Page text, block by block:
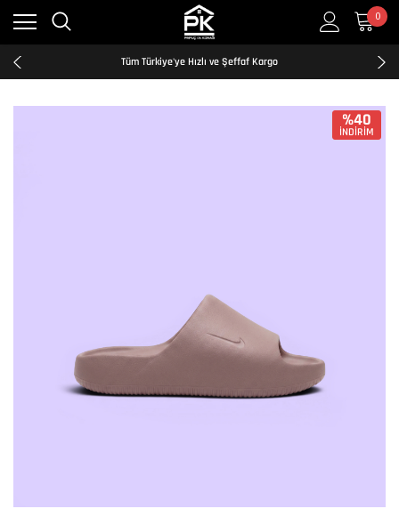
0
Kredi Kartına Taksit İmkanı
2500₺ ve Üzeri Ücretsiz Kargo
Tüm Türkiye'ye Hızlı ve Şeffaf Kargo
Kredi Kartına Taksit İmkanı
%40
İNDİRİM